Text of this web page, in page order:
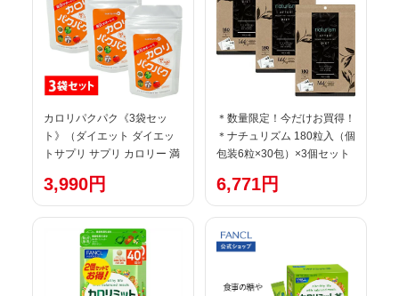
カロリパクパク《3袋セッ
ト》（ダイエット ダイエッ
トサプリ サプリ カロリー 満
ロリミット との違い 人気 通
販 オススメ 口コミ ランキン
3,990円
＊数量限定！今だけお買得！
＊ナチュリズム 180粒入（個
包装6粒×30包）×3個セット
リメント][naturism]
6,771円